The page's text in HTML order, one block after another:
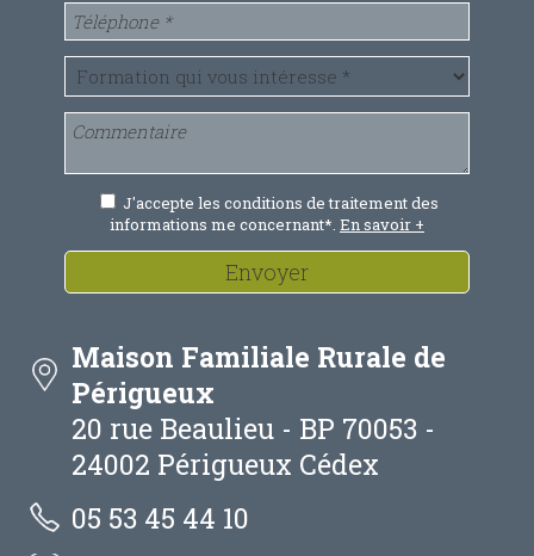
J'accepte les conditions de traitement des
informations me concernant*. En savoir +
Envoyer
Maison Familiale Rurale de
Périgueux
20 rue Beaulieu - BP 70053 -
24002 Périgueux Cédex
05 53 45 44 10